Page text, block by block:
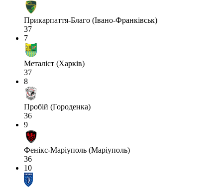
Прикарпаття-Благо (Івано-Франківськ)
37
7
Металіст (Харків)
37
8
Пробій (Городенка)
36
9
Фенікс-Маріуполь (Маріуполь)
36
10